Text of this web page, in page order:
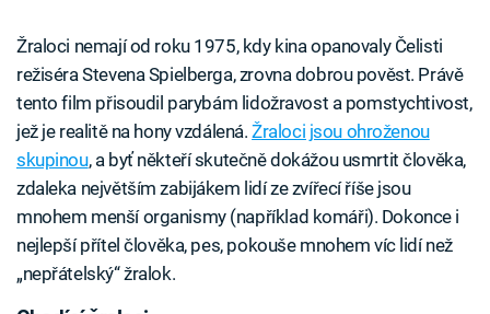
Žraloci nemají od roku 1975, kdy kina opanovaly Čelisti
režiséra Stevena Spielberga, zrovna dobrou pověst. Právě
tento film přisoudil parybám lidožravost a pomstychtivost,
jež je realitě na hony vzdálená.Žraloci jsou ohroženou
skupinou, a byť někteří skutečně dokážou usmrtit člověka,
zdaleka největším zabijákem lidí ze zvířecí říše jsou
mnohem menší organismy (například komáři). Dokonce i
nejlepší přítel člověka, pes, pokouše mnohem víc lidí než
„nepřátelský“ žralok.